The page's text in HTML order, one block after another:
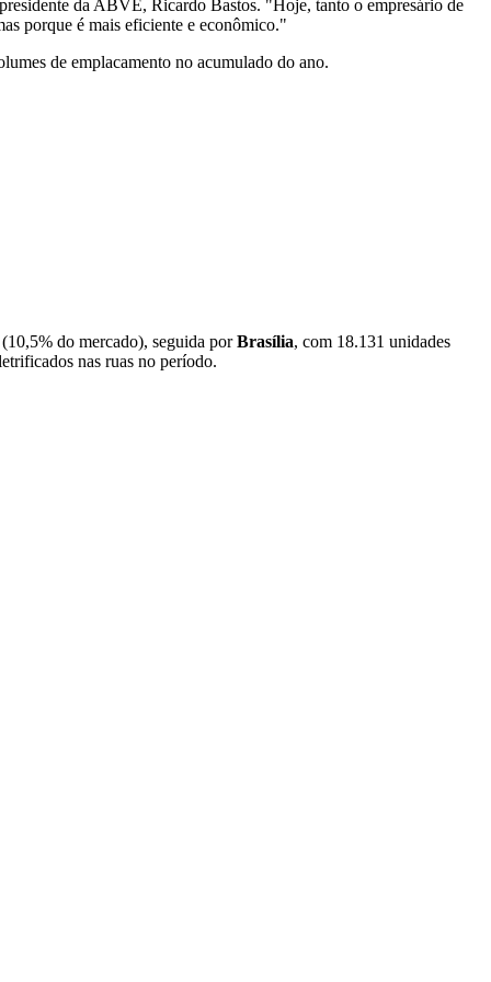
da ABVE, Ricardo Bastos. "Hoje, tanto o empresário de
porque é mais eficiente e econômico."
de emplacamento no acumulado do ano.
do mercado), seguida porBrasília, com 18.131 unidades
nas ruas no período.